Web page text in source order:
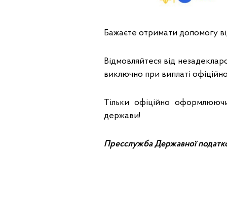
Бажаєте отримати допомогу
Відмовляйтеся від
виключно при виплаті
Тільки офіційно
держави!
Пресслужба Державної